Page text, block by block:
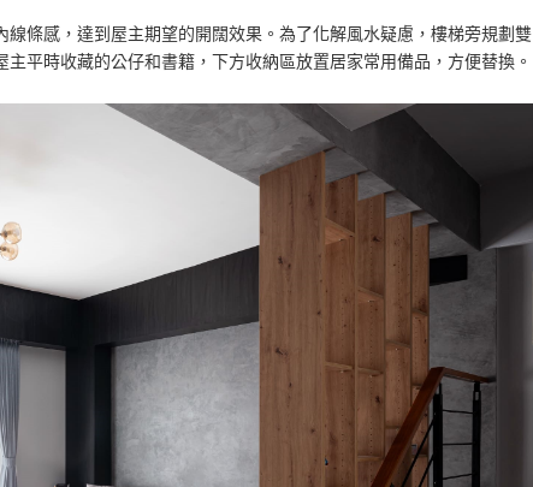
條感，達到屋主期望的開闊效果。為了化解風水疑慮，樓梯旁規劃雙
平時收藏的公仔和書籍，下方收納區放置居家常用備品，方便替換。